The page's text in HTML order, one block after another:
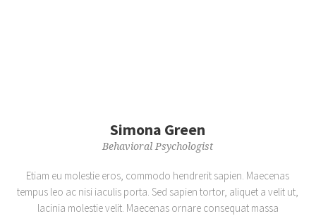
Simona Green
Behavioral Psychologist
Etiam eu molestie eros, commodo hendrerit sapien. Maecenas
tempus leo ac nisi iaculis porta. Sed sapien tortor, aliquet a velit ut,
lacinia molestie velit. Maecenas ornare consequat massa